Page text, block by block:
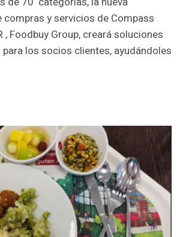
compras y servicios de Compass
, Foodbuy Group, creará soluciones
los socios clientes, ayudándoles